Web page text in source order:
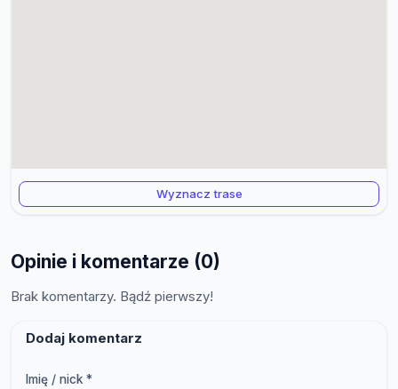
Wyznacz trase
Opinie i komentarze (0)
Brak komentarzy. Bądź pierwszy!
Dodaj komentarz
Imię / nick *